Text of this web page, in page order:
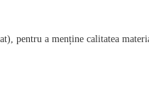
pentru a menține calitatea